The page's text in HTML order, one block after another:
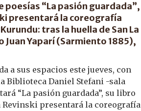
poesías “La pasión guardada”,
presentará la coreografía
tras la huella de San La
Juan Yaparí (Sarmiento 1885),
a sus espacios este jueves, con
Biblioteca Daniel Stefani -sala
“La pasión guardada”, su libro
Revinski presentará la coreografía